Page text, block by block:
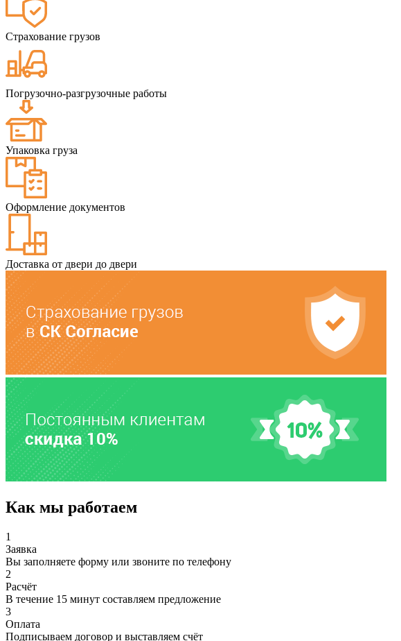
Страхование грузов
Погрузочно-разгрузочные работы
Упаковка груза
Оформление документов
Доставка от двери до двери
Как мы работаем
1
Заявка
Вы заполняете форму или звоните по телефону
2
Расчёт
В течение 15 минут составляем предложение
3
Оплата
Подписываем договор и выставляем счёт